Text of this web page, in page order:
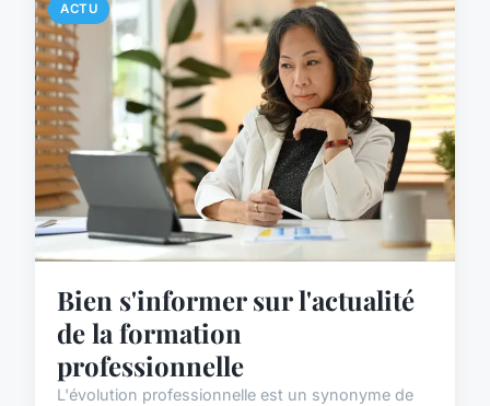
ACTU
Bien s'informer sur l'actualité
de la formation
professionnelle
L'évolution professionnelle est un synonyme de